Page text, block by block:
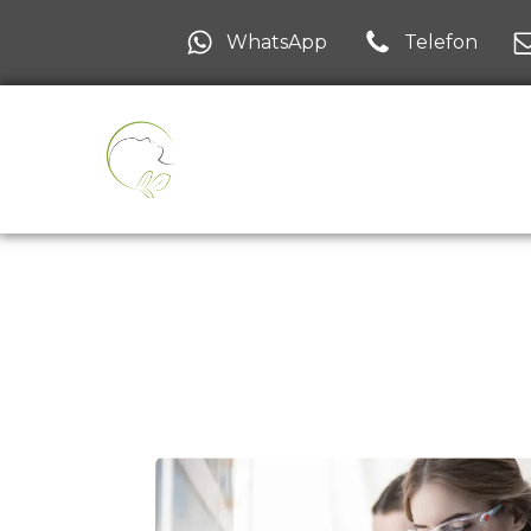
WhatsApp Telefon